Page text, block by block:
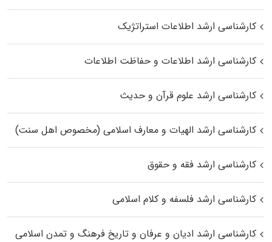
کارشناسی ارشد اطلاعات استراتژیک
کارشناسی ارشد اطلاعات و حفاظت اطلاعات
کارشناسی ارشد علوم قرآن و حدیث
کارشناسی ارشد الهیات و معارف اسلامی (مخصوص اهل سنت)
کارشناسی ارشد فقه و حقوق
کارشناسی ارشد فلسفه و کلام اسلامی
کارشناسی ارشد ادیان و عرفان و تاریخ فرهنگ و تمدن اسلامی